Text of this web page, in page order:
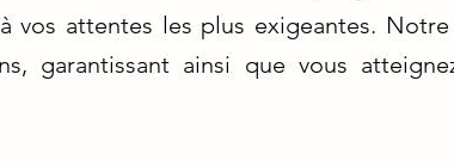
vos attentes les plus exigeantes.
garantissant ainsi que vous